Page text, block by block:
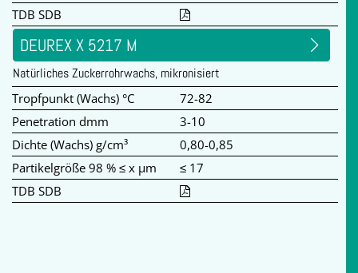
TDB SDB
DEUREX X 5217 M
Natürliches Zuckerrohrwachs, mikronisiert
Tropfpunkt (Wachs) °C
72-82
Penetration dmm
3-10
Dichte (Wachs) g/cm³
0,80-0,85
Partikelgröße 98 % ≤ x µm
≤ 17
TDB SDB